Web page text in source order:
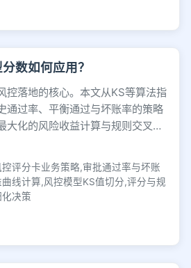
数如何应用？
控落地的核心。本文从KS等算法指
通过率、平衡通过与坏账率的策略
大化的风险收益计算与规则交叉应
评分卡业务策略,审批通过率与坏账
线计算,风控模型KS值切分,评分与规
决策